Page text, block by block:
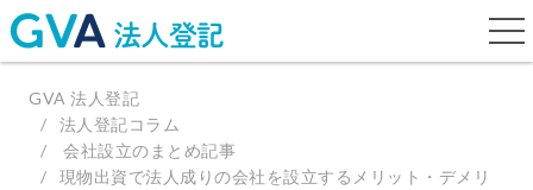
GVA 法人登記
法人登記コラム
会社設立のまとめ記事
現物出資で法人成りの会社を設立するメリット・デメリ